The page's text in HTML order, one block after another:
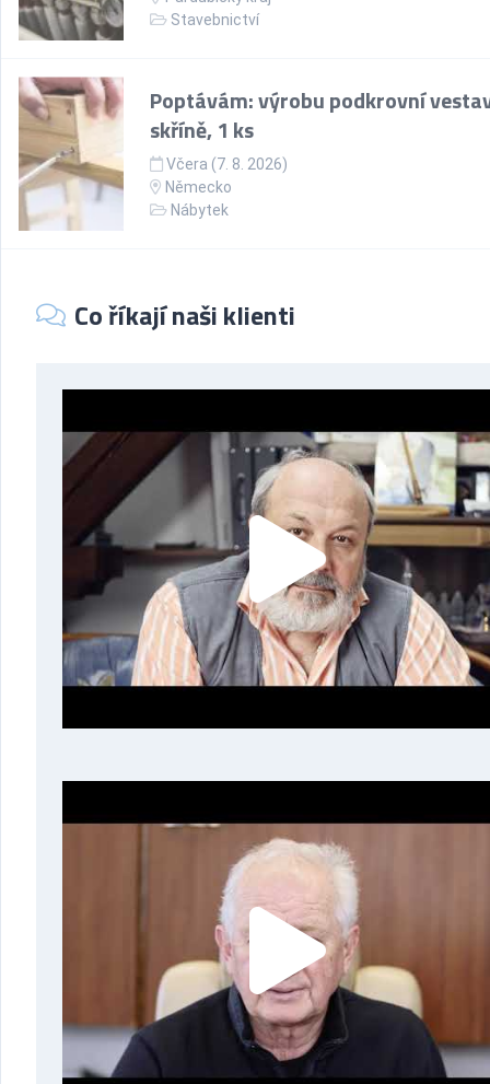
Stavebnictví
Poptávám: výrobu podkrovní
skříně, 1 ks
Včera (7. 8. 2026)
Německo
Nábytek
Co říkají naši klienti